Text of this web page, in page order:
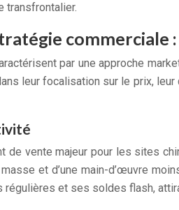
transfrontalier.
commerciale
par une approche
leur focalisation sur le prix,
de vente majeur pour les sites
et d’une main-d’œuvre
et ses soldes flash,